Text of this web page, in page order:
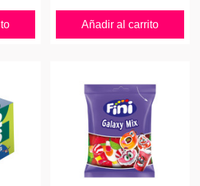
Añadir al carrito